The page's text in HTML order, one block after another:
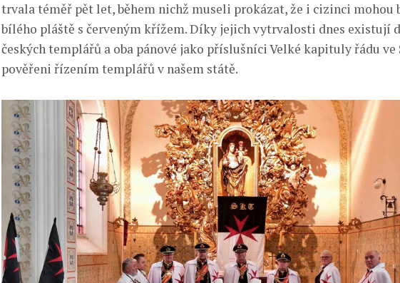
trvala téměř pět let, během nichž museli prokázat, že i cizinci mohou
bílého pláště s červeným křížem. Díky jejich vytrvalosti dnes existují
českých templářů a oba pánové jako příslušníci Velké kapituly řádu ve
pověřeni řízením templářů v našem státě.